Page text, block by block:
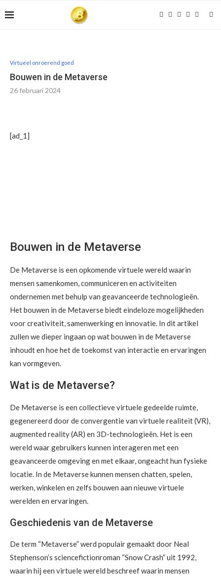
Virtueel onroerend goed
Bouwen in de Metaverse
26 februari 2024
[ad_1]
Bouwen in de Metaverse
De Metaverse is een opkomende virtuele wereld waarin
mensen samenkomen, communiceren en activiteiten
ondernemen met behulp van geavanceerde technologieën.
Het bouwen in de Metaverse biedt eindeloze mogelijkheden
voor creativiteit, samenwerking en innovatie. In dit artikel
zullen we dieper ingaan op wat bouwen in de Metaverse
inhoudt en hoe het de toekomst van interactie en ervaringen
kan vormgeven.
Wat is de Metaverse?
De Metaverse is een collectieve virtuele gedeelde ruimte,
gegenereerd door de convergentie van virtuele realiteit (VR),
augmented reality (AR) en 3D-technologieën. Het is een
wereld waar gebruikers kunnen interageren met een
geavanceerde omgeving en met elkaar, ongeacht hun fysieke
locatie. In de Metaverse kunnen mensen chatten, spelen,
werken, winkelen en zelfs bouwen aan nieuwe virtuele
werelden en ervaringen.
Geschiedenis van de Metaverse
De term “Metaverse” werd populair gemaakt door Neal
Stephenson’s sciencefictionroman “Snow Crash” uit 1992,
waarin hij een virtuele wereld beschreef waarin mensen